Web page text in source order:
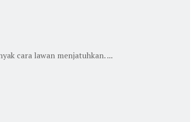
cara lawan menjatuhkan. ...